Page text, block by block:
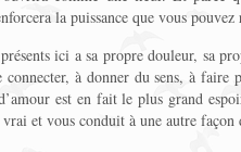
la puissance que vous
ici a sa propre douleur, sa
connecter, à donner du sens, à
est en fait le plus grand
et vous conduit à une autre